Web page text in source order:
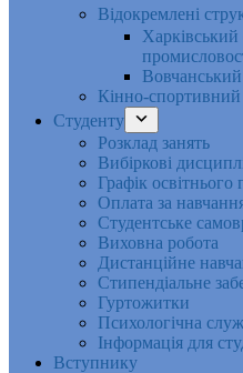
Відокремлені
Кінно-
Студенту
Розклад занять
Вибіркові
Графік освітнього
Оплата за
Студентське
Виховна робота
Дистанційне
Стипендіальне
Гуртожитки
Психологічна
Інформація для
Вступнику